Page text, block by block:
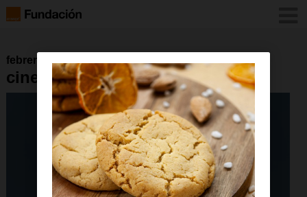
febrero 2016
cine_accesible_autómata